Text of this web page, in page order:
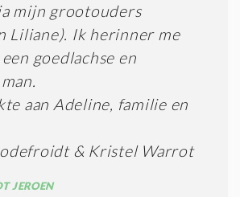
mijn grootouders
Liliane). Ik herinner me
goedlachse en
aan Adeline, familie en
& Kristel Warrot
JEROEN